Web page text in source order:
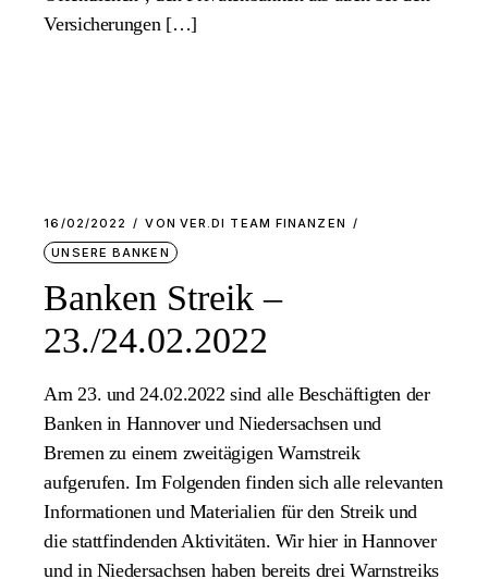
Versicherungen […]
16/02/2022 VON VER.DI TEAM FINANZEN
UNSERE BANKEN
Banken Streik –
23./24.02.2022
Am 23. und 24.02.2022 sind alle Beschäftigten der
Banken in Hannover und Niedersachsen und
Bremen zu einem zweitägigen Warnstreik
aufgerufen. Im Folgenden finden sich alle relevanten
Informationen und Materialien für den Streik und
die stattfindenden Aktivitäten. Wir hier in Hannover
und in Niedersachsen haben bereits drei Warnstreiks